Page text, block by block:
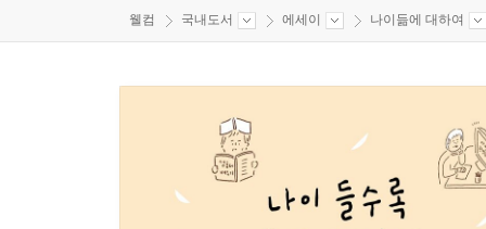
웰컴 국내도서 에세이 나이듦에 대하여